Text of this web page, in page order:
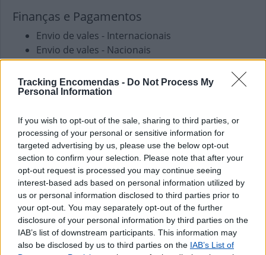
Tracking Encomendas - Do Not Process My
Personal Information
If you wish to opt-out of the sale, sharing to third parties, or
processing of your personal or sensitive information for
targeted advertising by us, please use the below opt-out
section to confirm your selection. Please note that after your
opt-out request is processed you may continue seeing
interest-based ads based on personal information utilized by
us or personal information disclosed to third parties prior to
your opt-out. You may separately opt-out of the further
disclosure of your personal information by third parties on the
IAB’s list of downstream participants. This information may
also be disclosed by us to third parties on the IAB’s List of
Finanças e Pagamentos
Envio de vales - Internacionais
Envio de vales - Nacionais
Pagamento de Faturas
Pagamento de Portagens
Pagamento de Vales
Outros Serviços
Carregamento de Telemóveis